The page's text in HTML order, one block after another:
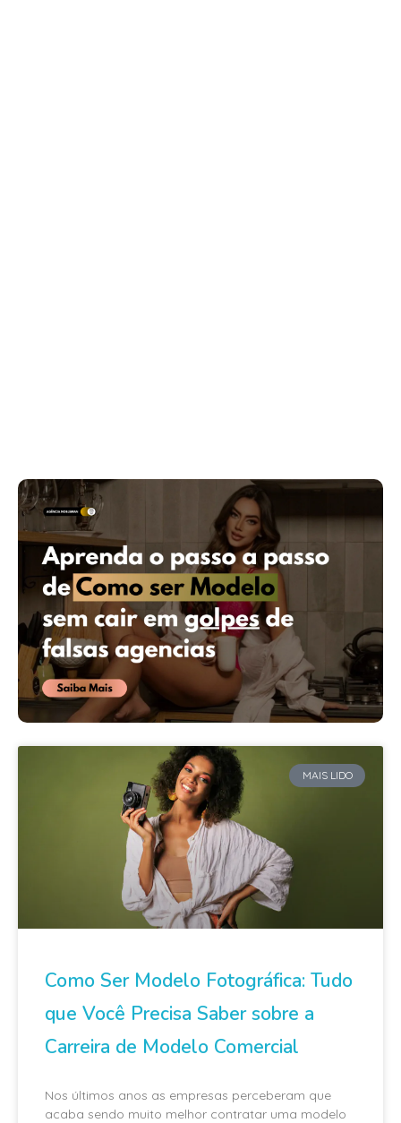
MAIS LIDO
Como Ser Modelo Fotográfica: Tudo
que Você Precisa Saber sobre a
Carreira de Modelo Comercial
Nos últimos anos as empresas perceberam que
acaba sendo muito melhor contratar uma modelo